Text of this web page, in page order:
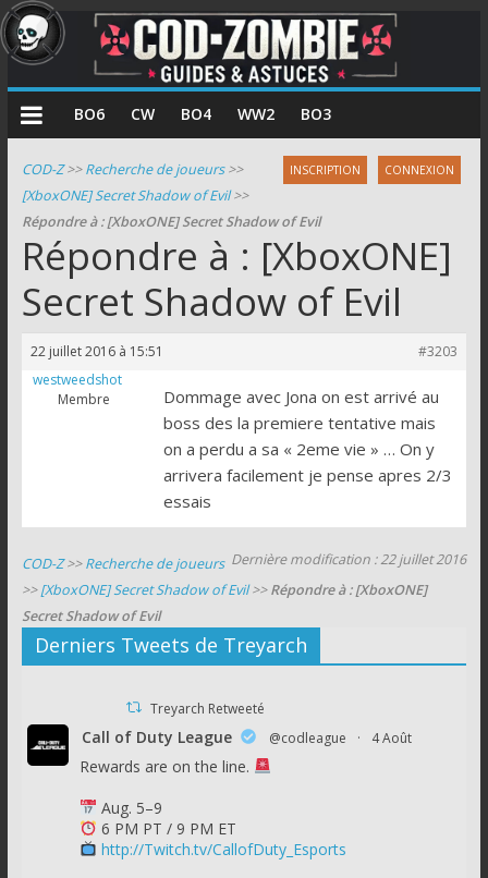
COD
Zombie
Guides
et
astuces
pour
le
zombie
de
BO6 CW BO4 WW2 BO3
INSCRIPTION CONNEXION
COD-Z>>Recherche de joueurs>>
[XboxONE] Secret Shadow of Evil>>
Répondre à : [XboxONE] Secret Shadow of Evil
Répondre à : [XboxONE]
Secret Shadow of Evil
22 juillet 2016 à 15:51
#3203
westweedshot
Membre
Dommage avec Jona on est arrivé au
boss des la premiere tentative mais
on a perdu a sa « 2eme vie » … On y
arrivera facilement je pense apres 2/3
essais
Dernière modification : 22 juillet 2016
COD-Z>>Recherche de joueurs
>>[XboxONE] Secret Shadow of Evil>>Répondre à : [XboxONE]
Secret Shadow of Evil
Derniers Tweets de Treyarch
Treyarch Retweeté
Call of Duty League @codleague · 4 Août
Rewards are on the line.
Aug. 5–9
6 PM PT / 9 PM ET
http://Twitch.tv/CallofDuty_Esports